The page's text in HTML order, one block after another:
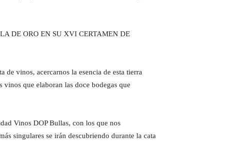
DE ORO EN SU XVI CERTAMEN DE
vinos, acercarnos la esencia de esta tierra
que elaboran las doce bodegas que
Vinos DOP Bullas, con los que nos
singulares se irán descubriendo durante la cata